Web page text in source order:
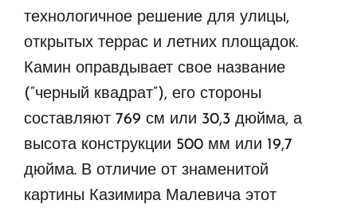
технологичное решение для улицы,
открытых террас и летних площадок.
Камин оправдывает свое название
(“черный квадрат”), его стороны
составляют 769 см или 30,3 дюйма, а
высота конструкции 500 мм или 19,7
дюйма. В отличие от знаменитой
картины Казимира Малевича этот